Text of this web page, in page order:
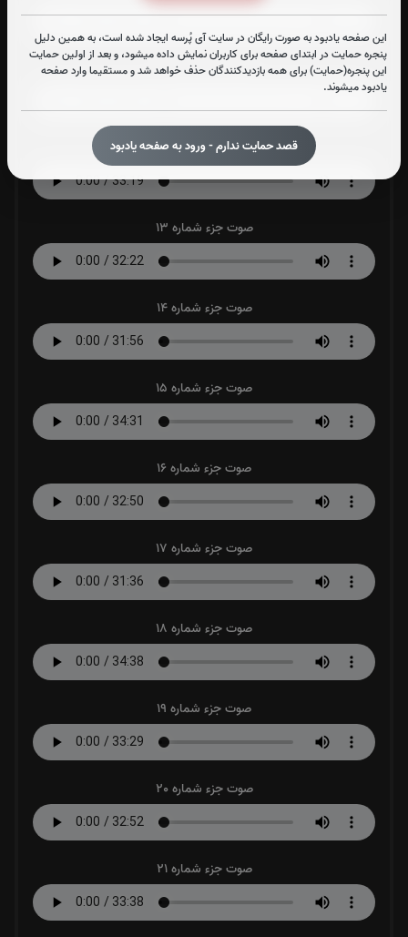
این صفحه یادبود به صورت رایگان در سایت آی پُرسه ایجاد شده است، به همین دلیل
پنجره حمایت در ابتدای صفحه برای کاربران نمایش داده میشود، و بعد از اولین حمایت
این پنجره(حمایت) برای همه بازدیدکنندگان حذف خواهد شد و مستقیما وارد صفحه
یادبود میشوند.
قصد حمایت ندارم - ورود به صفحه یادبود
صوت جزء شماره 11
صوت جزء شماره 12
صوت جزء شماره 13
صوت جزء شماره 14
صوت جزء شماره 15
صوت جزء شماره 16
صوت جزء شماره 17
صوت جزء شماره 18
صوت جزء شماره 19
صوت جزء شماره 20
صوت جزء شماره 21